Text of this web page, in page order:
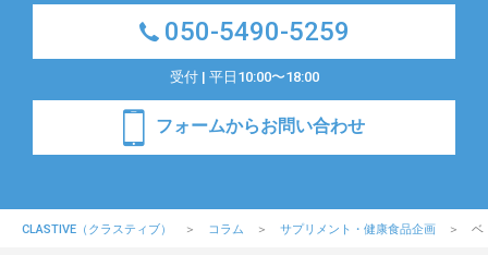
050-5490-5259
受付 | 平日10:00〜18:00
フォームからお問い合わせ
CLASTIVE（クラスティブ） コラム サプリメント・健康食品企画 ベ